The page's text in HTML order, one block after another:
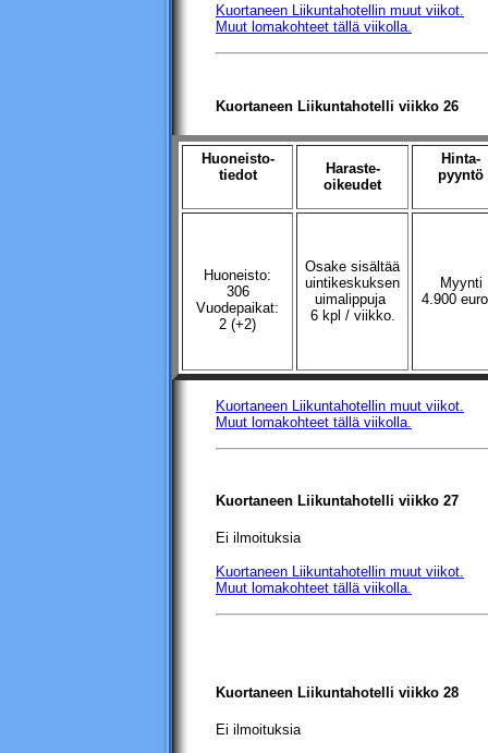
Kuortaneen Liikuntahotellin muut viikot.
Muut lomakohteet tällä viikolla.
Kuortaneen Liikuntahotelli viikko 26
Huoneisto-
tiedot
Haraste-
oikeudet
Hinta-
pyyntö
Huoneisto:
306
Vuodepaikat:
2 (+2)
Osake sisältää
uintikeskuksen
uimalippuja
6 kpl / viikko.
Myynti
4.900
Kuortaneen Liikuntahotellin muut viikot.
Muut lomakohteet tällä viikolla.
Kuortaneen Liikuntahotelli viikko 27
Ei ilmoituksia
Kuortaneen Liikuntahotellin muut viikot.
Muut lomakohteet tällä viikolla.
Kuortaneen Liikuntahotelli viikko 28
Ei ilmoituksia